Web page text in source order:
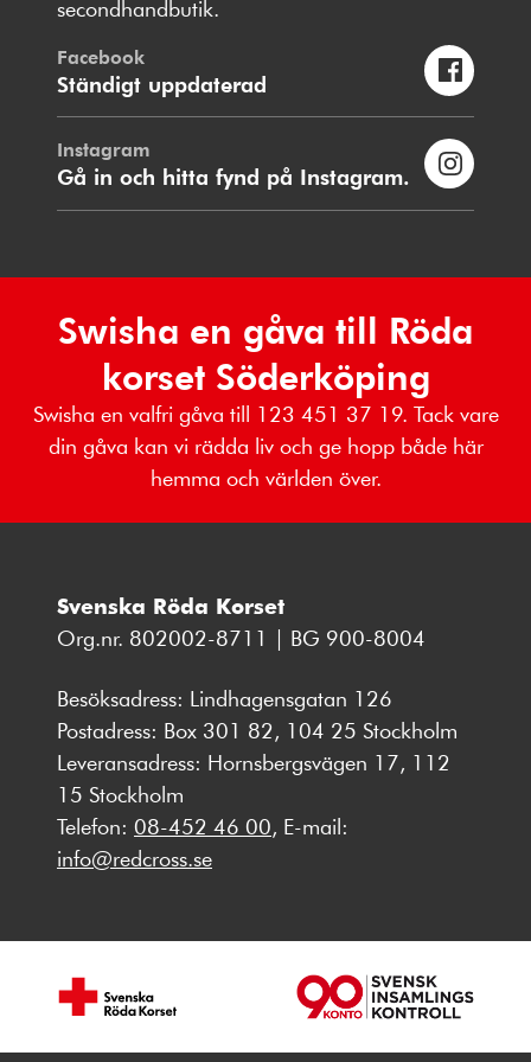
secondhandbutik.
Facebook
Ständigt uppdaterad
Instagram
Gå in och hitta fynd på Instagram.
Swisha en gåva till Röda
korset Söderköping
Swisha en valfri gåva till 123 451 37 19. Tack vare
din gåva kan vi rädda liv och ge hopp både här
hemma och världen över.
Svenska Röda Korset
Org.nr. 802002-8711 | BG 900-8004
Besöksadress: Lindhagensgatan 126
Postadress: Box 301 82, 104 25 Stockholm
Leveransadress: Hornsbergsvägen 17, 112
15 Stockholm
Telefon: 08-452 46 00, E-mail:
info@redcross.se